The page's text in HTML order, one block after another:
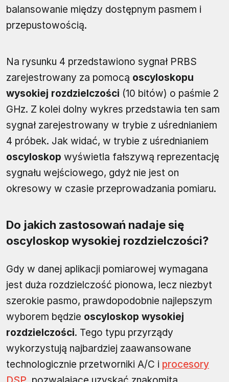
balansowanie między dostępnym pasmem i
przepustowością.
Na rysunku 4 przedstawiono sygnał PRBS
zarejestrowany za pomocą oscyloskopu
wysokiej rozdzielczości (10 bitów) o paśmie 2
GHz. Z kolei dolny wykres przedstawia ten sam
sygnał zarejestrowany w trybie z uśrednianiem
4 próbek. Jak widać, w trybie z uśrednianiem
oscyloskop wyświetla fałszywą reprezentację
sygnału wejściowego, gdyż nie jest on
okresowy w czasie przeprowadzania pomiaru.
Do jakich zastosowań nadaje się
oscyloskop wysokiej rozdzielczości?
Gdy w danej aplikacji pomiarowej wymagana
jest duża rozdzielczość pionowa, lecz niezbyt
szerokie pasmo, prawdopodobnie najlepszym
wyborem będzie oscyloskop wysokiej
rozdzielczości. Tego typu przyrządy
wykorzystują najbardziej zaawansowane
technologicznie przetworniki A/C i procesory